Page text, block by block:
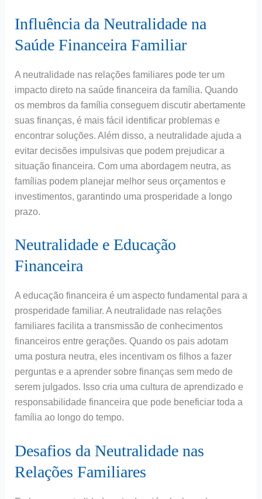
Influência da Neutralidade na
Saúde Financeira Familiar
A neutralidade nas relações familiares pode ter um
impacto direto na saúde financeira da família. Quando
os membros da família conseguem discutir abertamente
suas finanças, é mais fácil identificar problemas e
encontrar soluções. Além disso, a neutralidade ajuda a
evitar decisões impulsivas que podem prejudicar a
situação financeira. Com uma abordagem neutra, as
famílias podem planejar melhor seus orçamentos e
investimentos, garantindo uma prosperidade a longo
prazo.
Neutralidade e Educação
Financeira
A educação financeira é um aspecto fundamental para a
prosperidade familiar. A neutralidade nas relações
familiares facilita a transmissão de conhecimentos
financeiros entre gerações. Quando os pais adotam
uma postura neutra, eles incentivam os filhos a fazer
perguntas e a aprender sobre finanças sem medo de
serem julgados. Isso cria uma cultura de aprendizado e
responsabilidade financeira que pode beneficiar toda a
família ao longo do tempo.
Desafios da Neutralidade nas
Relações Familiares